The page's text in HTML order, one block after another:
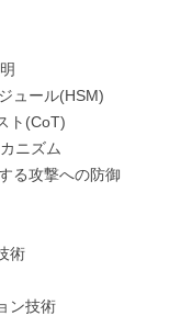
ュール(HSM)
ト(CoT)
ニズム
る攻撃への防御
術
ン技術